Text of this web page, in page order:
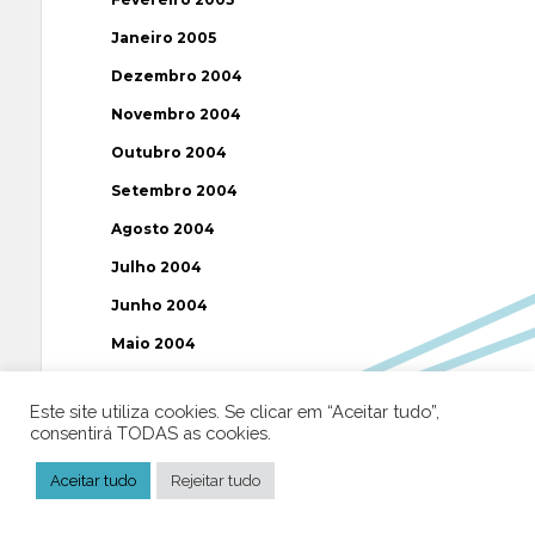
Janeiro 2005
Dezembro 2004
Novembro 2004
Outubro 2004
Setembro 2004
Agosto 2004
Julho 2004
Junho 2004
Maio 2004
Março 2004
Fevereiro 2004
Janeiro 2004
Este site utiliza cookies. Se clicar em “Aceitar tudo”,
consentirá TODAS as cookies.
Aceitar tudo Rejeitar tudo